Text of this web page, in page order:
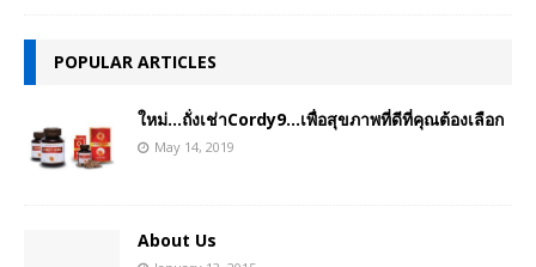
POPULAR ARTICLES
ใหม่…ถั่งเช่าCordy9…เพื่อสุขภาพที่ดีที่คุณต้องเลือก
May 14, 2019
About Us